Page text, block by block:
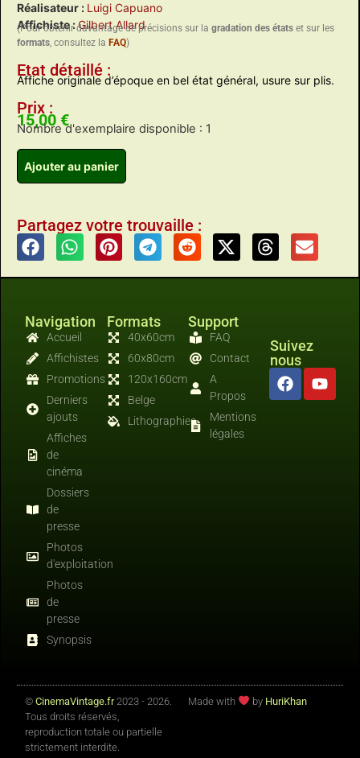
Réalisateur : Luigi Capuano
Affichiste :Gilbert Allard
(Pour obtenir davantage de précisions sur la gradation des états et sur les
formats, consultez la FAQ)
Etat détaillé :
Affiche originale d’époque en bel état général, usure sur plis.
Prix :
15,00 €
Nombre d'exemplaire disponible : 1
Ajouter au panier
Partagez votre trouvaille :
Navigation
Accueil
Affichistes
Promotions
Derniers
ajouts
Affiches
de
cinéma
Dossiers
de
presse
Photos
d'exploitation
Photos
de
presse
Synopsis
Formats
40x60cm
60x80cm
120x160cm
Belge
Lithographies
Support
FAQ
Contact
A
Propos
Mentions
légales
Suivez
nous
© CinemaVintage.fr2023 - 2026.
Tous droits réservés,
reproduction totale ou partielle
strictement interdite.
Made with by HuriKhan